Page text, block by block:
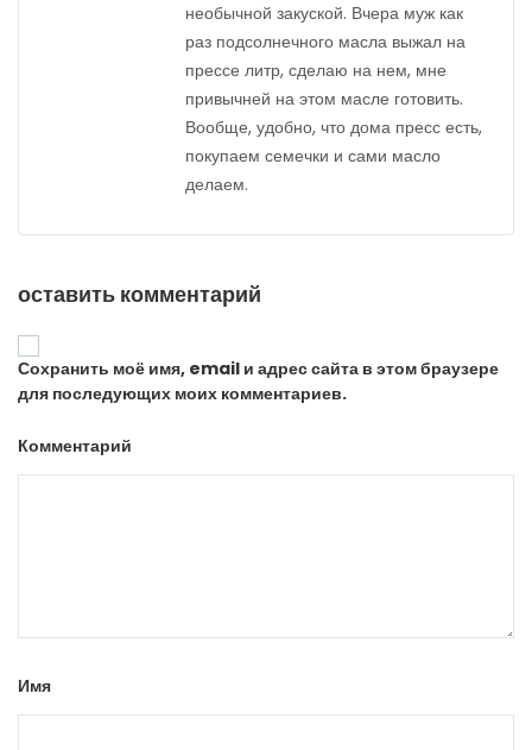
необычной закуской. Вчера муж как
раз подсолнечного масла выжал на
прессе литр, сделаю на нем, мне
привычней на этом масле готовить.
Вообще, удобно, что дома пресс есть,
покупаем семечки и сами масло
делаем.
оставить комментарий
Сохранить моё имя, email и адрес сайта в этом браузере
для последующих моих комментариев.
Комментарий
Имя